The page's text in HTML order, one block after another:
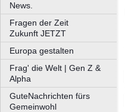
News.
Fragen der Zeit
Zukunft JETZT
Europa gestalten
Frag' die Welt | Gen Z &
Alpha
GuteNachrichten fürs
Gemeinwohl